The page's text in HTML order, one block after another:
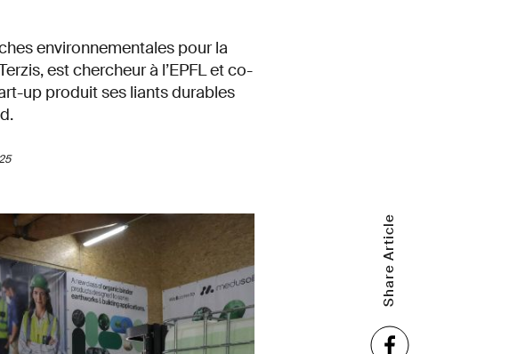
environnementales pour la
est chercheur à l’EPFL et co-
up produit ses liants durables
Share Article